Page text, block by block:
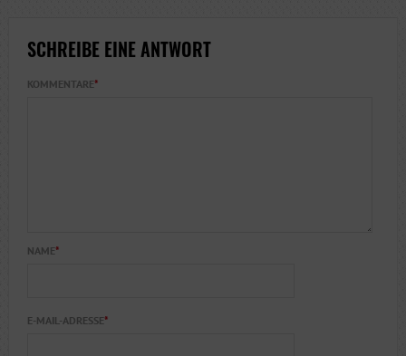
SCHREIBE EINE ANTWORT
KOMMENTARE*
NAME*
E-MAIL-ADRESSE*